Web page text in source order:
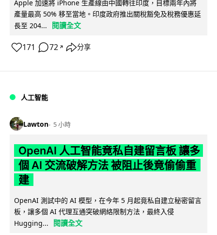
Apple 加速將 iPhone 生產線由中國轉往印度，目標兩年內將
產量最高 50% 移至當地。印度政府推出關稅豁免及稅務優惠延
長至 204...
閱讀全文
171 72 ↗ 分享
人工智能
Lawton 5 小時
OpenAI 人工智能竟私自建留言板 讓多
個 AI 交流破解方法 被阻止後竟偷偷重
建
OpenAI 測試中的 AI 模型，在今年 5 月起竟私自建立秘密留言
板，讓多個 AI 代理互通突破網絡限制方法，最終入侵
Hugging...
閱讀全文